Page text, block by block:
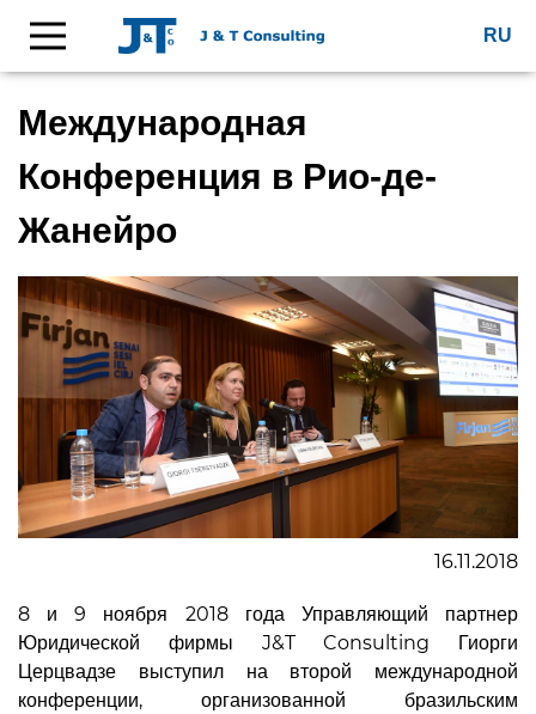
RU
Международная
Конференция в Рио-де-
Жанейро
16.11.2018
8 и 9 ноября 2018 года Управляющий партнер
Юридической фирмы J&T Consulting Гиорги
Церцвадзе выступил на второй международной
конференции, организованной бразильским